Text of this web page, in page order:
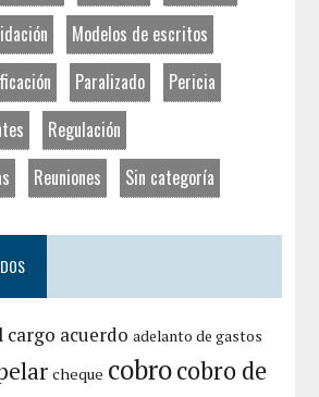
Modelos de escritos
Paralizado
Pericia
Regulación
Reuniones Sin categoría
cargo acuerdo adelanto de gastos
cheque cobrocobro de